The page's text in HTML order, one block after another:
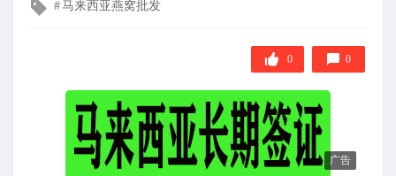
在
文马来西亚燕窝批发
0 0
广告